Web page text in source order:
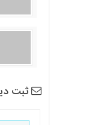
ثبت